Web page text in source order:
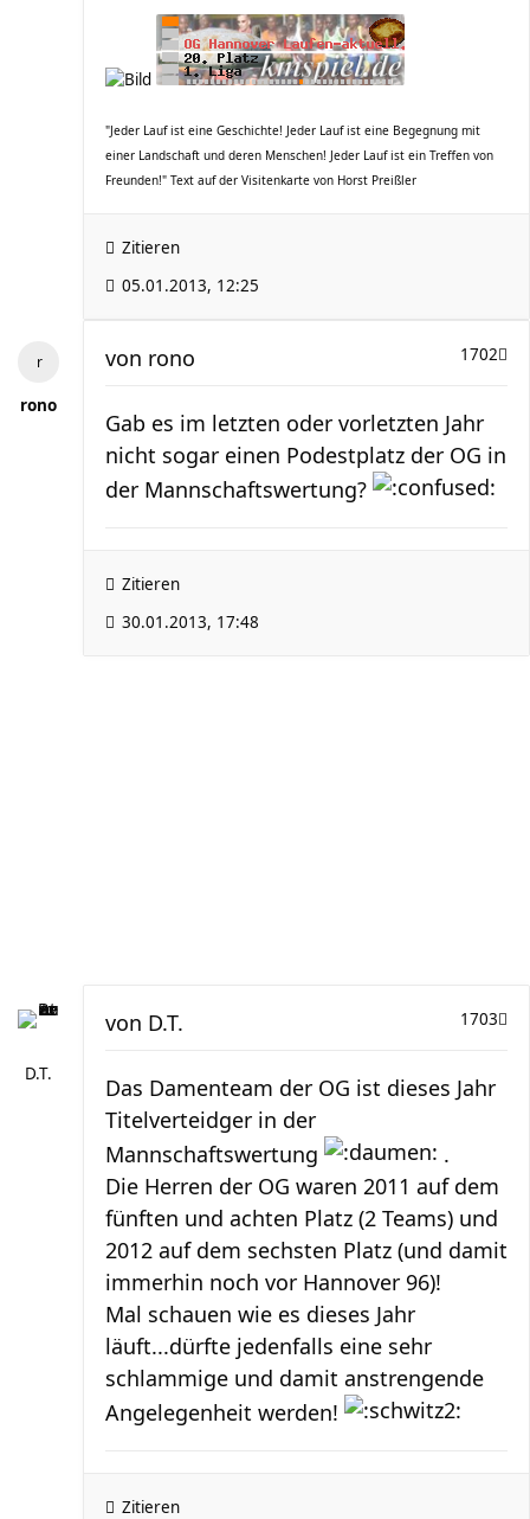
"Jeder Lauf ist eine Geschichte! Jeder Lauf ist eine Begegnung mit
einer Landschaft und deren Menschen! Jeder Lauf ist ein Treffen von
Freunden!" Text auf der Visitenkarte von Horst Preißler
Zitieren
05.01.2013, 12:25
rono
1702
von rono
Gab es im letzten oder vorletzten Jahr
nicht sogar einen Podestplatz der OG in
der Mannschaftswertung?
Zitieren
30.01.2013, 17:48
D.T.
1703
von D.T.
Das Damenteam der OG ist dieses Jahr
Titelverteidger in der
Mannschaftswertung
.
Die Herren der OG waren 2011 auf dem
fünften und achten Platz (2 Teams) und
2012 auf dem sechsten Platz (und damit
immerhin noch vor Hannover 96)!
Mal schauen wie es dieses Jahr
läuft...dürfte jedenfalls eine sehr
schlammige und damit anstrengende
Angelegenheit werden!
Zitieren